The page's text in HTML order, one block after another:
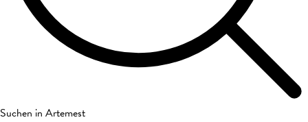
Suchen in Artemest